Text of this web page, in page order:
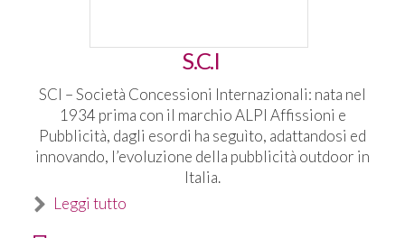
S.C.I
SCI – Società Concessioni Internazionali: nata nel
1934 prima con il marchio ALPI Affissioni e
Pubblicità, dagli esordi ha seguìto, adattandosi ed
innovando, l’evoluzione della pubblicità outdoor in
Italia.
Leggi tutto